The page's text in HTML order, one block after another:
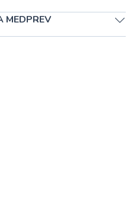
MEDPREV